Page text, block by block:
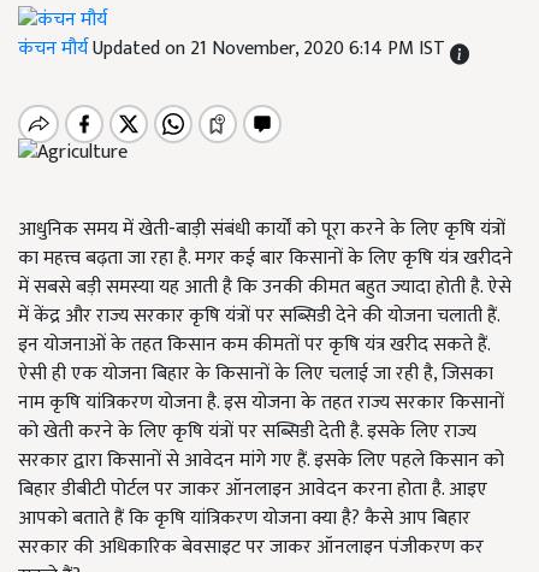
कंचन मौर्यUpdated on 21 November, 2020 6:14 PM IST
आधुनिक समय में खेती-बाड़ी संबंधी कार्यों को पूरा करने के लिए कृषि यंत्रों
का महत्त्व बढ़ता जा रहा है. मगर कई बार किसानों के लिए कृषि यंत्र खरीदने
में सबसे बड़ी समस्या यह आती है कि उनकी कीमत बहुत ज्यादा होती है. ऐसे
में केंद्र और राज्य सरकार कृषि यंत्रों पर सब्सिडी देने की योजना चलाती हैं.
इन योजनाओं के तहत किसान कम कीमतों पर कृषि यंत्र खरीद सकते हैं.
ऐसी ही एक योजना बिहार के किसानों के लिए चलाई जा रही है, जिसका
नाम कृषि यांत्रिकरण योजना है. इस योजना के तहत राज्य सरकार किसानों
को खेती करने के लिए कृषि यंत्रों पर सब्सिडी देती है. इसके लिए राज्य
सरकार द्वारा किसानों से आवेदन मांगे गए हैं. इसके लिए पहले किसान को
बिहार डीबीटी पोर्टल पर जाकर ऑनलाइन आवेदन करना होता है. आइए
आपको बताते हैं कि कृषि यांत्रिकरण योजना क्या है? कैसे आप बिहार
सरकार की अधिकारिक बेवसाइट पर जाकर ऑनलाइन पंजीकरण कर